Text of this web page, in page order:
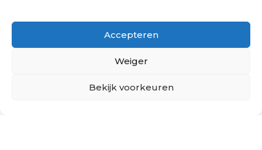
Accepteren
Weiger
Bekijk voorkeuren
Offerte aanvragen
Copyright © 2021 - 2022 Petersstoffering | KVK:
Hoe kan ik je helpen?